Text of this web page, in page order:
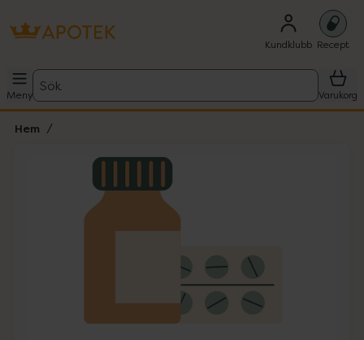
Kundklubb Recept
Meny
Sök
Varukorg
Hem
Lista: . Innehåller 1 objekt.